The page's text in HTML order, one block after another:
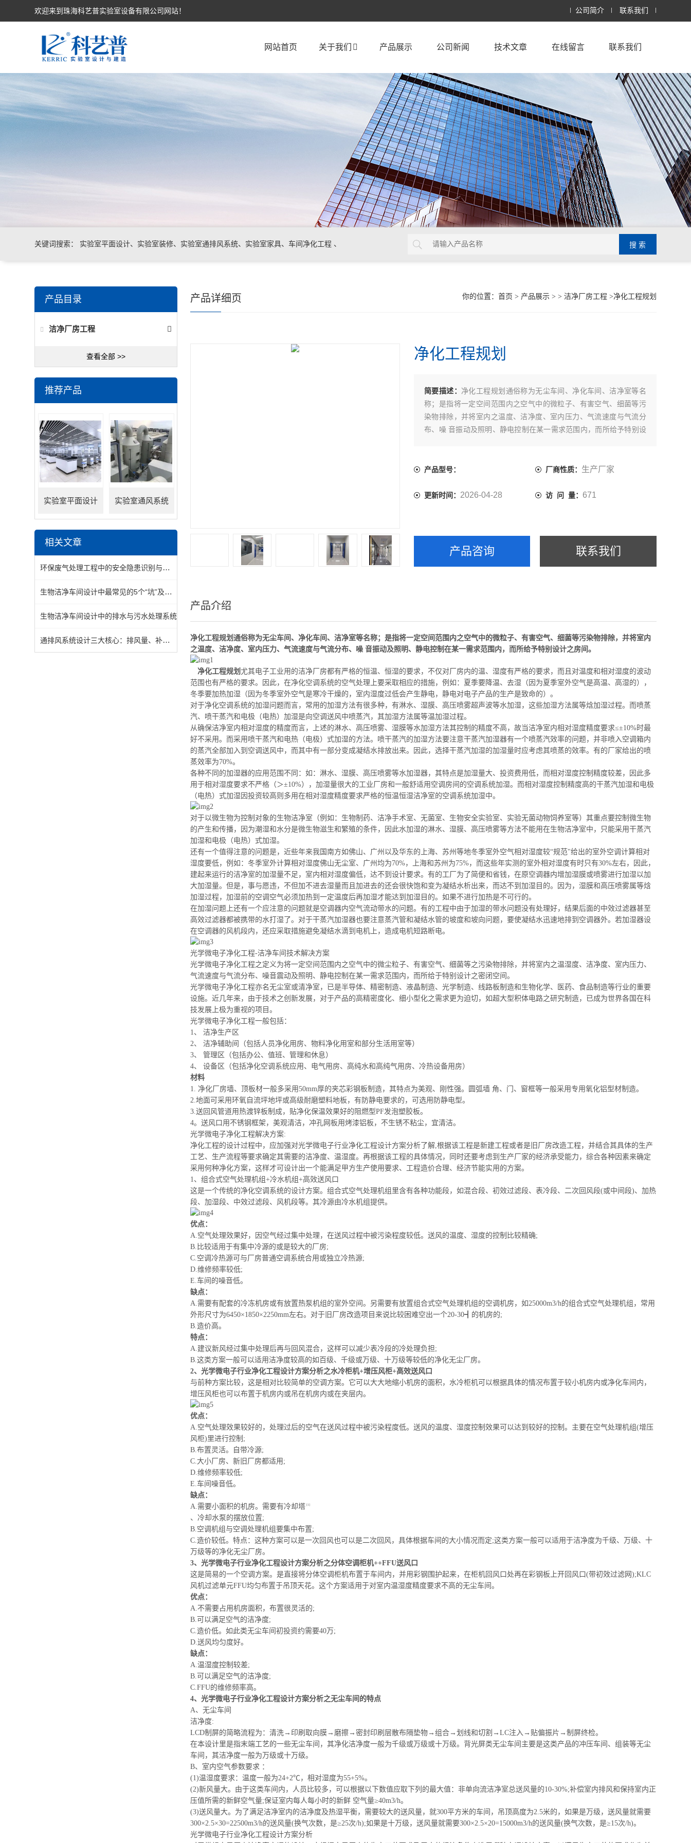
欢迎来到珠海科艺普实验室设备有限公司网站！ 公司简介 联系我们
网站首页 关于我们 产品展示 公司新闻 技术文章 在线留言 联系我们
关键词搜索： 实验室平面设计、实验室装修、实验室通排风系统、实验室家具、车间净化工程 、
产品目录
洁净厂房工程
查看全部 >>
推荐产品
实验室平面设计 实验室通风系统
相关文章
环保废气处理工程中的安全隐患识别与防范措施
生物洁净车间设计中最常见的5个“坑”及规避方法
生物洁净车间设计中的排水与污水处理系统
通排风系统设计三大核心：排风量、补风量与管道阻力计算
你的位置： 首页 > 产品展示> > 洁净厂房工程>净化工程规划
产品详细页
净化工程规划
简要描述： 净化工程规划通俗称为无尘车间、净化车间、洁净室等名
称；是指将一定空间范围内之空气中的微粒子、有害空气、细菌等污
染物排除，并将室内之温度、洁净度、室内压力、气流速度与气流分
布、噪 音振动及照明、静电控制在某一需求范围内，而所给予特别设
产品型号： 厂商性质： 生产厂家
更新时间： 2026-04-28 访 问 量： 671
产品咨询 联系我们
产品介绍
净化工程规划 通俗称为无尘车间、净化车间、洁净室等名称；是指将一定空间范围内之空气中的微粒子、有害空气、细菌等污染物排除，并将室内
之温度、洁净度、室内压力、气流速度与气流分布、噪 音振动及照明、静电控制在某一需求范围内，而所给予特别设计之房间。
净化工程规划 尤其电子工业用的洁净厂房都有严格的恒温、恒湿的要求，不仅对厂房内的温、湿度有严格的要求，而且对温度和相对湿度的波动
范围也有严格的要求。因此，在净化空调系统的空气处理上要采取相应的措施，例如：夏季要降温、去湿（因为夏季室外空气是高温、高湿的），
冬季要加热加湿（因为冬季室外空气是寒冷干燥的，室内湿度过低会产生静电，静电对电子产品的生产是致命的）。
对于净化空调系统的加湿问题而言，常用的加湿方法有很多种，有淋水、湿膜、高压喷雾超声波等水加湿，这些加湿方法属等焓加湿过程。而喷蒸
汽、 喷干蒸汽和电极（电热）加湿是向空调送风中喷蒸汽，其加湿方法属等温加湿过程。
从确保洁净室内相对湿度的精度而言，上述的淋水、高压喷雾、 湿膜等水加湿方法其控制的精度不高，故当洁净室内相对湿度精度要求≤±10%时最
好不采用。而采用喷干蒸汽和电热（电极）式加湿的方法。 喷干蒸汽的加湿方法要注意干蒸汽加湿器有一个喷蒸汽效率的问题，并非喷入空调箱内
的蒸汽全部加入到空调送风中，而其中有一部分变成凝结水排放出来。因此，选择干蒸汽加湿的加湿量时应考虑其喷蒸的效率。有的厂家给出的喷
蒸效率为70%。
各种不同的加湿器的应用范围不同：如：淋水、湿膜、高压喷雾等水加湿器，其特点是加湿量大、投资费用低，而相对湿度控制精度较差，因此多
用于相对湿度要求不严格（＞±10%）， 加湿量很大的工业厂房和一般舒适用 空调房间的空调系统加湿。而相对湿度控制精度高的干蒸汽加湿和电极
（电热）式加湿因投资较高则多用在相对湿度精度要求严格的恒温恒湿洁净室的空调系统加湿中。
对于以微生物为控制对象的生物洁净室（例如：生物制药、洁净手术室、无菌室、生物安全实验室、实验无菌动物饲养室等）其重点要控制微生物
的产生和传播，因为潮湿和水分是微生物滋生和繁殖的条件，因此水加湿的淋水、湿膜、高压喷雾等方法不能用在生物洁净室中，只能采用干蒸汽
加湿和电极（电热）式加湿。
还有一个值得注意的问题是，近些年来我国南方如佛山、广州以及华东的上海、苏州等地冬季室外空气相对湿度较“规范"给出的室外空调计算相对
湿度要低，例如：冬季室外计算相 对湿度佛山无尘室、广州均为70%，上海和苏州为75%，而这些年实测的室外相对湿度有时只有30%左右，因此，
建起来运行的洁净室的加湿量不足 ，室内相对湿度偏低，达不到设计要求。有的工厂为了简便和省钱，在原空调器内增加湿膜或喷雾进行加湿以加
大加湿量。但是，事与愿违，不但加不进去湿量而且加进去的还会很快饱和变为凝结水析出来，而达不到加湿目的。因为， 湿膜和 高压喷雾属等焓
加湿过程， 加湿前的空调空气必须加热到一定温度后再加湿才能达到加湿目的。如果不进行加热是不可行的。
在加湿问题 上还有一个应注意的问题就是空调器内空气流动带水的问题。有的工程中由于加湿的带水问题没有处理好，结果后面的中效过滤器甚至
高效过滤器都被携带的水打湿了。对于干蒸汽加湿器也要注意蒸汽管和凝结水管的坡度和坡向问题，要使凝结水迅速地排到空调器外。若加湿器设
在空调器的风机段内，还应采取措施避免凝结水滴到电机上，造成电机短路断电。
光学微电子净化工程-洁净车间技术解决方案
光学微电子净化工程之定义为将一定空间范围内之空气中的微尘粒子、有害空气、细菌等之污染物排除，并将室内之温湿度、洁净度、室内压力、
气流速度与气流分布、噪音震动及照明、静电控制在某一需求范围内，而所给于特别设计之密闭空间。
光学微电子净化工程亦名无尘室或清净室，已是半导体、精密制造、液晶制造、光学制造、线路板制造和生物化学、医药、食品制造等行业的重要
设施。近几年来，由于技术之创新发展，对于产品的高精密度化、细小型化之需求更为迫切，如超大型积体电路之研究制造，已成为世界各国在科
技发展上极为重视的项目。
光学微电子净化工程一般包括：
1、 洁净生产区
2、 洁净辅助间（包括人员净化用房、物料净化用室和部分生活用室等）
3、 管理区（包括办公、值班、管理和休息）
4、 设备区（包括净化空调系统应用、电气用房、高纯水和高纯气用房、冷热设备用房）
材料
1. 净化厂房墙、顶板材一般多采用50mm厚的夹芯彩钢板制造，其特点为美观、刚性强。圆弧墙 角、门、窗框等一般采用专用氧化铝型材制造。
2.地面可采用环氧自流坪地坪或高级耐磨塑料地板，有防静电要求的，可选用防静电型。
3.送回风管道用热渡锌板制成，贴净化保温效果好的阻燃型PF发泡塑胶板。
4。送风口 用不锈钢框架，美观清洁，冲孔网板用烤漆铝板，不生锈不粘尘，宜清洁。
光学微电子净化工程解决方案:
净化工程的设计过程中，应加强对光学微电子行业净化工程设计方案分析了解,根据该工程是新建工程或者是旧厂房改造工程，并结合其具体的生产
工艺、生产流程等要求确定其需要的洁净度、温湿度。再根据该工程的具体情况，同时还要考虑到生产厂家的经济承受能力，综合各种因素来确定
采用何种净化方案，这样才可设计出一个能满足甲方生产使用要求、工程造价合理、经济节能实用的方案。
1、组合式空气处理机组+冷水机组+高效送风口
这是一个传统的净化空调系统的设计方案。组合式空气处理机组里含有各种功能段，如混合段、初效过滤段、 表冷段、二次回风段(或中间段)、加热
段、加湿段、中效过滤段、风机段等。其冷源由冷水机组提供。
优点：
A.空气处理效果好，因空气经过集中处理，在送风过程中被污染程度较低。送风的温度、湿度的控制比较精确;
B.比较适用于有集中冷源的或是较大的厂房;
C.空调冷热源可与厂房普通空调系统合用或独立冷热源;
D.维修频率较低;
E.车间的噪音低。
缺点：
A.需要有配套的冷冻机房或有放置热泵机组的室外空间。 另需要有放置组合式空气处理机组的空调机房，如25000m3/h的组合式空气处理机组，常用
外形尺寸为6450×1850×2250mm左右。对于旧厂房改造项目来说比较困难空出一个20-30┫的机房的;
B.造价高。
特点：
A.建议新风经过集中处理后再与回风混合，这样可以减少表冷段的冷处理负担;
B.这类方案一般可以适用洁净度较高的如百级、千级或万级、十万级等较低的净化无尘厂房。
2、光学微电子行业净化工程设计方案分析之水冷柜机+增压风柜+高效送风口
与前种方案比较，这是相对比较简单的空调方案。它可以大大地缩小机房的面积，水冷柜机可以根据具体的情况布置于较小机房内或净化车间内，
增压风柜也可以布置于机房内或吊在机房内或在夹层内。
优点：
A.空气处理效果较好的，处理过后的空气在送风过程中被污染程度低。送风的温度、湿度控制效果可以达到较好的控制。主要在空气处理机组(增压
风柜)里进行控制;
B.布置灵活。自带冷源;
C.大小厂房、新旧厂房都适用;
D.维修频率较低;
E.车间噪音低。
缺点：
A.需要小面积的机房。需要有冷却塔[1]
、冷却水泵的摆放位置;
B.空调机组与空调处理机组要集中布置;
C.造价较低。特点：这种方案可以是一次回风也可以是二次回风，具体根据车间的大小情况而定;这类方案一般可以适用于洁净度为千级、万级、十
万级等的净化无尘厂房。
3、光学微电子行业净化工程设计方案分析之分体空调柜机++FFU送风口
这是简易的一个空调方案。是直接将分体空调柜机布置于车间内，并用彩钢围护起来，在柜机回风口处再在彩钢板上开回风口(带初效过滤网);KLC
风机过滤单元FFU均匀布置于吊顶天花。这个方案适用于对室内温湿度精度要求不高的无尘车间。
优点：
A.不需要占用机房面积，布置很灵活的;
B.可以满足空气的洁净度;
C.造价低。如此类无尘车间初投资约需要40万;
D.送风均匀度好。
缺点：
A.温湿度控制较差;
B.可以满足空气的洁净度;
C.FFU的维修频率高。
4、光学微电子行业净化工程设计方案分析之无尘车间的特点
A、无尘车间
洁净度:
LCD制屏的简略流程为：清洗→印刷取向膜→磨擦→密封印刷层散布隔垫物→组合→划线和切割→LC注入→贴偏振片→制屏终检。
在本设计里是指末端工艺的一些无尘车间，其净化洁净度一般为千级或万级或十万级。 背光屏类无尘车间主要是这类产品的冲压车间、组装等无尘
车间，其洁净度一般为万级或十万级。
B、室内空气参数要求 ：
(1)温湿度要求：温度一般为24+2℃，相对湿度为55+5%。
(2)新风量大。由于这类车间内，人员比较多，可以根据以下数值应取下列的最大值：非单向流洁净室总送风量的10-30%;补偿室内排风和保持室内正
压值所需的新鲜空气量;保证室内每人每小时的新鲜 空气量≥40m3/h。
(3)送风量大。为了满足洁净室内的洁净度及热湿平衡，需要较大的送风量，就300平方米的车间，吊顶高度为2.5米的，如果是万级，送风量就需要
300×2.5×30=22500m3/h的送风量(换气次数，是≥25次/h);如果是十万级，送风量就需要300×2.5×20=15000m3/h的送风量(换气次数，是≥15次/h)。
光学微电子行业净化工程设计方案分析